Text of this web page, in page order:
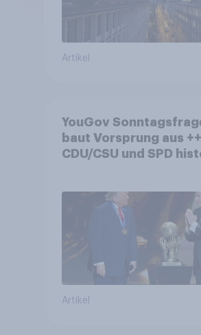
Artikel
YouGov
baut Vorsprung aus
CDU/CSU und SPD
Fußball-WM ohne
Artikel